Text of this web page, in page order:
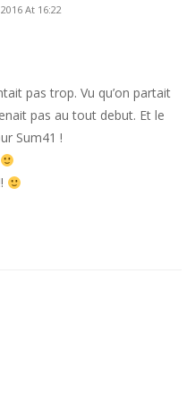
At 16:22
pas trop. Vu qu’on partait
pas au tout debut. Et le
Sum41 !